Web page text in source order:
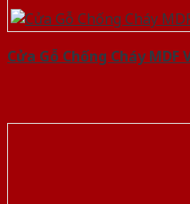
Cửa Gỗ Chống Cháy MDF